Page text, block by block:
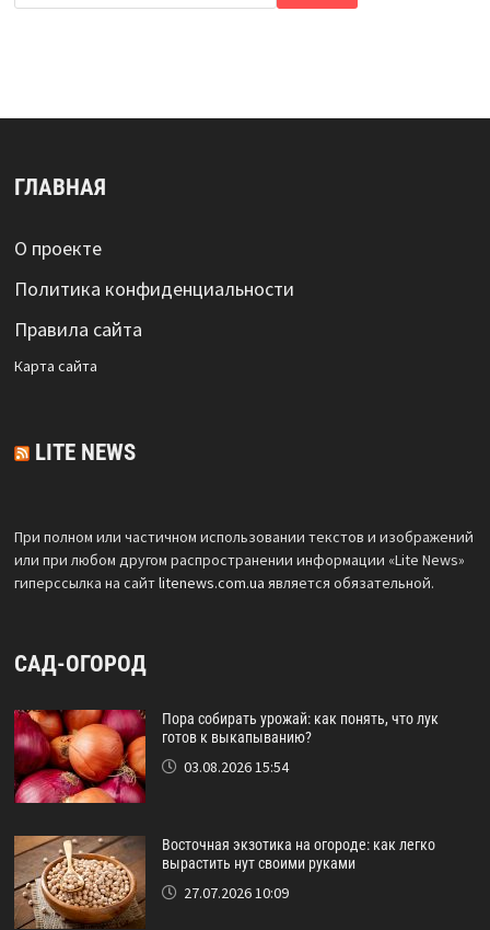
ГЛАВНАЯ
О проекте
Политика конфиденциальности
Правила сайта
Карта сайта
LITE NEWS
При полном или частичном использовании текстов и изображений
или при любом другом распространении информации «Lite News»
гиперссылка на сайтlitenews.com.ua является обязательной.
САД-ОГОРОД
Пора собирать урожай: как понять, что лук
готов к выкапыванию?
03.08.2026 15:54
Восточная экзотика на огороде: как легко
вырастить нут своими руками
27.07.2026 10:09